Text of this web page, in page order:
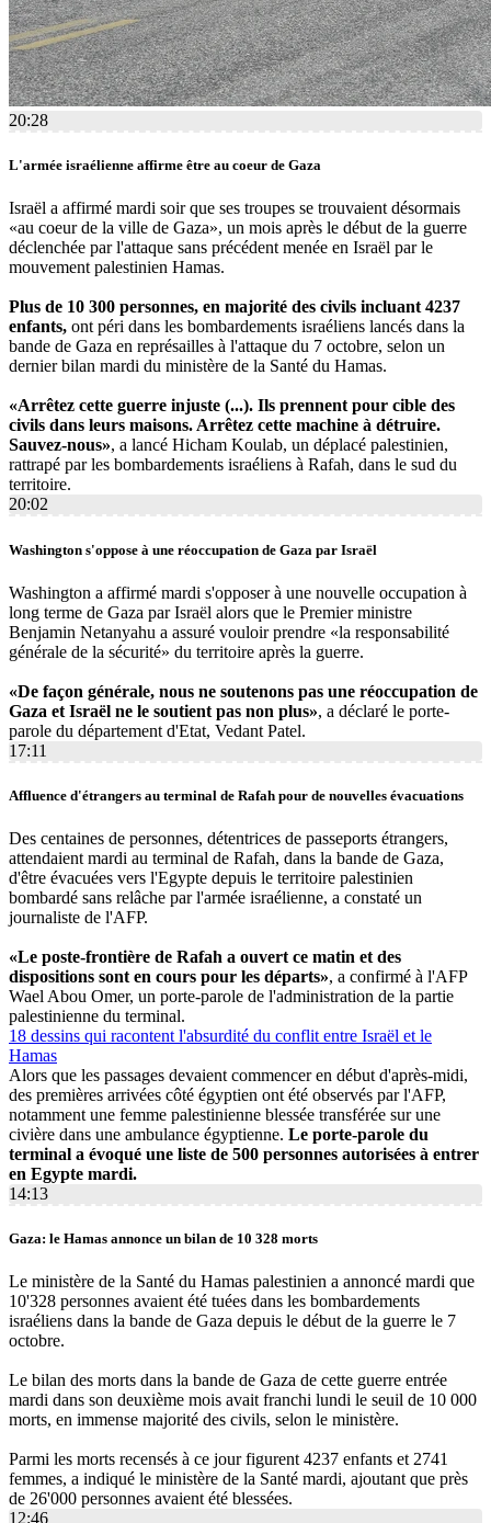
20:28
L'armée israélienne affirme être au coeur de Gaza
Israël a affirmé mardi soir que ses troupes se trouvaient désormais
«au coeur de la ville de Gaza», un mois après le début de la guerre
déclenchée par l'attaque sans précédent menée en Israël par le
mouvement palestinien Hamas.
Plus de 10 300 personnes, en majorité des civils incluant 4237
enfants, ont péri dans les bombardements israéliens lancés dans la
bande de Gaza en représailles à l'attaque du 7 octobre, selon un
dernier bilan mardi du ministère de la Santé du Hamas.
«Arrêtez cette guerre injuste (...). Ils prennent pour cible des
civils dans leurs maisons. Arrêtez cette machine à détruire.
Sauvez-nous», a lancé Hicham Koulab, un déplacé palestinien,
rattrapé par les bombardements israéliens à Rafah, dans le sud du
territoire.
20:02
Washington s'oppose à une réoccupation de Gaza par Israël
Washington a affirmé mardi s'opposer à une nouvelle occupation à
long terme de Gaza par Israël alors que le Premier ministre
Benjamin Netanyahu a assuré vouloir prendre «la responsabilité
générale de la sécurité» du territoire après la guerre.
«De façon générale, nous ne soutenons pas une réoccupation de
Gaza et Israël ne le soutient pas non plus», a déclaré le porte-
parole du département d'Etat, Vedant Patel.
17:11
Affluence d'étrangers au terminal de Rafah pour de nouvelles évacuations
Des centaines de personnes, détentrices de passeports étrangers,
attendaient mardi au terminal de Rafah, dans la bande de Gaza,
d'être évacuées vers l'Egypte depuis le territoire palestinien
bombardé sans relâche par l'armée israélienne, a constaté un
journaliste de l'AFP.
«Le poste-frontière de Rafah a ouvert ce matin et des
dispositions sont en cours pour les départs», a confirmé à l'AFP
Wael Abou Omer, un porte-parole de l'administration de la partie
palestinienne du terminal.
18 dessins qui racontent l'absurdité du conflit entre Israël et le
Hamas
Alors que les passages devaient commencer en début d'après-midi,
des premières arrivées côté égyptien ont été observés par l'AFP,
notamment une femme palestinienne blessée transférée sur une
civière dans une ambulance égyptienne. Le porte-parole du
terminal a évoqué une liste de 500 personnes autorisées à entrer
en Egypte mardi.
14:13
Gaza: le Hamas annonce un bilan de 10 328 morts
Le ministère de la Santé du Hamas palestinien a annoncé mardi que
10'328 personnes avaient été tuées dans les bombardements
israéliens dans la bande de Gaza depuis le début de la guerre le 7
octobre.
Le bilan des morts dans la bande de Gaza de cette guerre entrée
mardi dans son deuxième mois avait franchi lundi le seuil de 10 000
morts, en immense majorité des civils, selon le ministère.
Parmi les morts recensés à ce jour figurent 4237 enfants et 2741
femmes, a indiqué le ministère de la Santé mardi, ajoutant que près
de 26'000 personnes avaient été blessées.
12:46